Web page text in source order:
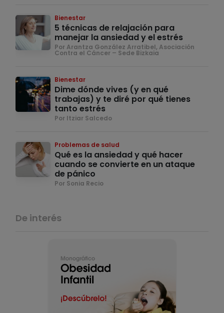
Bienestar
5 técnicas de relajación para
manejar la ansiedad y el estrés
Por Arantza González Arratibel, Asociación
Contra el Cáncer – Sede Bizkaia
Bienestar
Dime dónde vives (y en qué
trabajas) y te diré por qué tienes
tanto estrés
Por Itziar Salcedo
Problemas de salud
Qué es la ansiedad y qué hacer
cuando se convierte en un ataque
de pánico
Por Sonia Recio
De interés